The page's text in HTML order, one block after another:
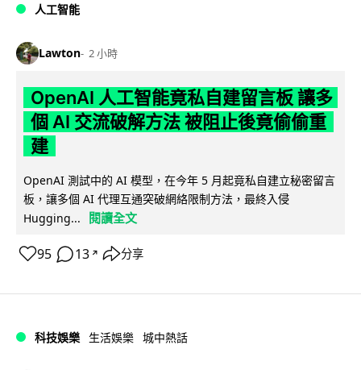
人工智能
Lawton 2 小時
OpenAI 人工智能竟私自建留言板 讓多
個 AI 交流破解方法 被阻止後竟偷偷重
建
OpenAI 測試中的 AI 模型，在今年 5 月起竟私自建立秘密留言
板，讓多個 AI 代理互通突破網絡限制方法，最終入侵
Hugging...
閱讀全文
95 13 ↗ 分享
科技娛樂 生活娛樂 城中熱話